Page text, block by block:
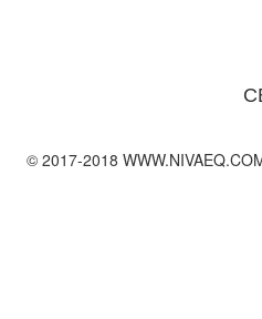
© 2017-2018